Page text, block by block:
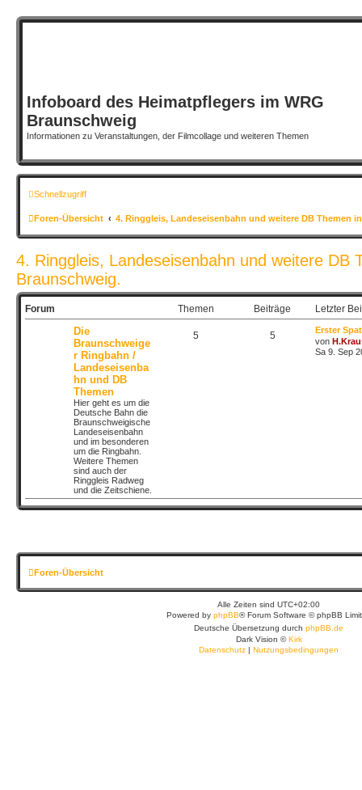
Infoboard des Heimatpflegers im WRG
Braunschweig
Informationen zu Veranstaltungen, der Filmcollage und weiteren Themen
Schnellzugriff
Foren-Übersicht 4. Ringgleis, Landeseisenbahn und weitere DB Themen
4. Ringgleis, Landeseisenbahn und weitere DB
Braunschweig.
Forum Themen Beiträge Letzter
Die
Braunschweige
r Ringbahn /
Landeseisenba
hn und DB
Themen
Hier geht es um die
Deutsche Bahn die
Braunschweigische
Landeseisenbahn
und im besonderen
um die Ringbahn.
Weitere Themen
sind auch der
Ringgleis Radweg
und die Zeitschiene.
5 5
Erster
von
Sa 9. Sep
Foren-Übersicht
Alle Zeiten sind UTC+02:00
Powered by phpBB® Forum Software © phpBB
Deutsche Übersetzung durch phpBB.de
Dark Vision ©Kirk
Datenschutz | Nutzungsbedingungen